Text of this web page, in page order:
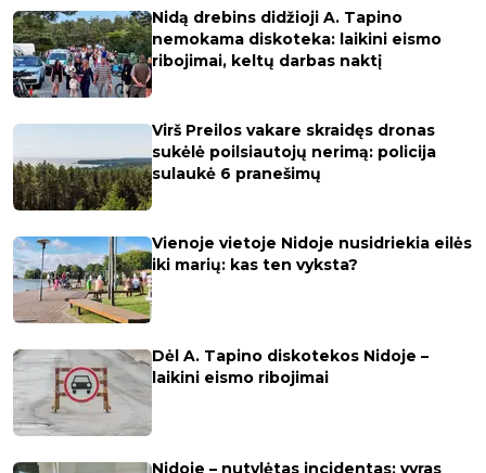
Nidą drebins didžioji A. Tapino
nemokama diskoteka: laikini eismo
ribojimai, keltų darbas naktį
Virš Preilos vakare skraidęs dronas
sukėlė poilsiautojų nerimą: policija
sulaukė 6 pranešimų
Vienoje vietoje Nidoje nusidriekia eilės
iki marių: kas ten vyksta?
Dėl A. Tapino diskotekos Nidoje –
laikini eismo ribojimai